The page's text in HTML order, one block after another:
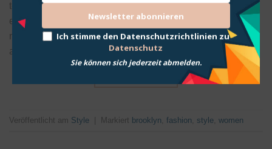
tortor dapibus, et tristique magna convallis. Phasellus
egestas nunc eu venenatis vehicula. Phasellus et magna
nulla. Proin ante nunc, mollis a lectus ac, volutpat placerat
ante. Vestibulum sit amet […]
Veröffentlicht am Style Markiert brooklyn fashion style women
Newsletter abonnieren
Ich stimme den Datenschutzrichtlinien zu
Datenschutz
Sie können sich jederzeit abmelden.